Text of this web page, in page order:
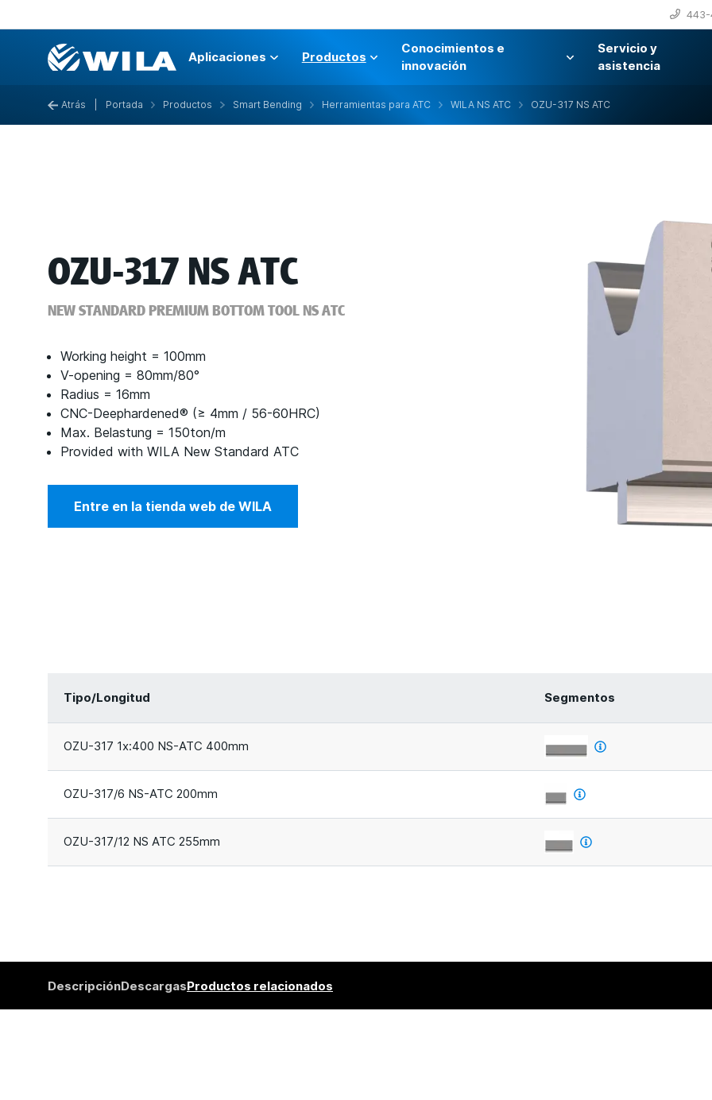
Aplicaciones Productos
Conocimientos e
innovación
Servicio y
asistencia
Atrás Portada Productos Smart Bending Herramientas para ATC WILA NS ATC OZU-317 NS ATC
OZU-317 NS ATC
NEW STANDARD PREMIUM BOTTOM TOOL NS ATC
Working height = 100mm
V-opening = 80mm/80°
Radius = 16mm
CNC-Deephardened® (≥ 4mm / 56-60HRC)
Max. Belastung = 150ton/m
Provided with WILA New Standard ATC
Entre en la tienda web de WILA
Tipo/Longitud Segmentos
OZU-317 1x:400 NS-ATC 400mm
OZU-317/6 NS-ATC 200mm
OZU-317/12 NS ATC 255mm
DescripciónDescargasProductos relacionados